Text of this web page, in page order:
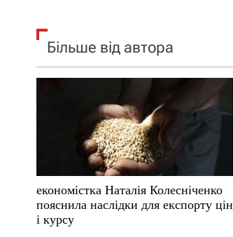
Більше від автора
економістка Наталія Колесніченко
пояснила наслідки для експорту цін
і курсу